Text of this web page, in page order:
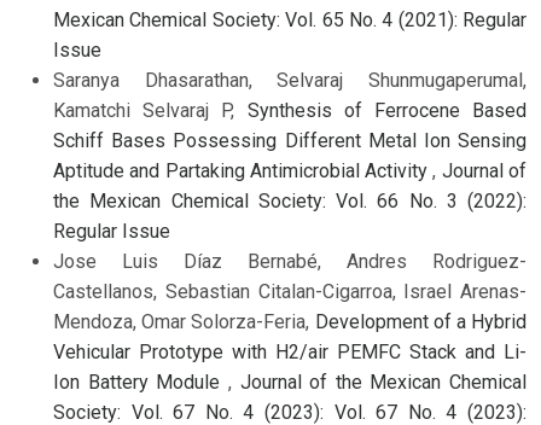
Mexican Chemical Society: Vol. 65 No. 4 (2021): Regular
Issue
Saranya Dhasarathan, Selvaraj Shunmugaperumal,
Kamatchi Selvaraj P, Synthesis of Ferrocene Based
Schiff Bases Possessing Different Metal Ion Sensing
Aptitude and Partaking Antimicrobial Activity, Journal of
the Mexican Chemical Society: Vol. 66 No. 3 (2022):
Regular Issue
Jose Luis Díaz Bernabé, Andres Rodriguez-
Castellanos, Sebastian Citalan-Cigarroa, Israel Arenas-
Mendoza, Omar Solorza-Feria, Development of a Hybrid
Vehicular Prototype with H2/air PEMFC Stack and Li-
Ion Battery Module , Journal of the Mexican Chemical
Society: Vol. 67 No. 4 (2023): Vol. 67 No. 4 (2023):